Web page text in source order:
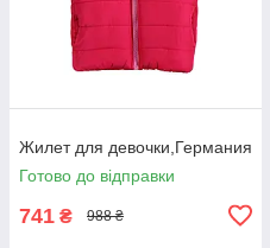
Жилет для девочки,Германия
Готово до відправки
741 ₴ 988 ₴